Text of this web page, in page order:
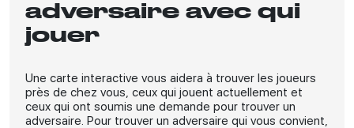
adversaire avec qui
jouer
Une carte interactive vous aidera à trouver les joueurs
près de chez vous, ceux qui jouent actuellement et
ceux qui ont soumis une demande pour trouver un
adversaire. Pour trouver un adversaire qui vous convient,